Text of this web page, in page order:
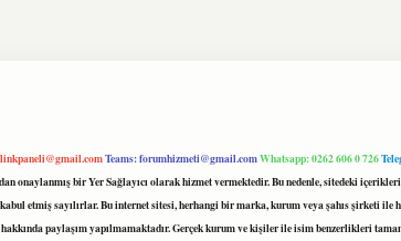
Teams:forumhizmeti@gmail.comWhatsapp: 0262 606 0 726
onaylanmış bir Yer Sağlayıcı olarak hizmet vermektedir. Bu nedenle, sitedeki
etmiş sayılırlar. Bu internet sitesi, herhangi bir marka, kurum veya şahıs şirketi ile
paylaşım yapılmamaktadır. Gerçek kurum ve kişiler ile isim benzerlikleri